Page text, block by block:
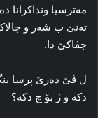
مه‌ترسیا
ته‌نێ ب شه‌ر و
جڤاکێ دا.
ل ڤێ ده‌رێ پرسا
دکە و ژ بۆ چ دکه‌؟